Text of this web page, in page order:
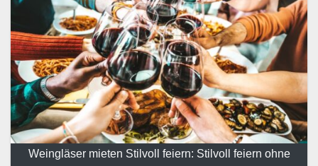
Weingläser mieten Stilvoll feiern: Stilvoll feiern ohne